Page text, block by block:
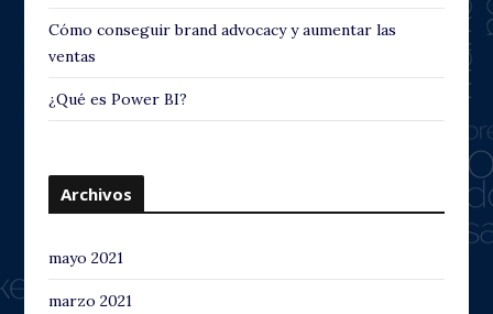
Cómo conseguir brand advocacy y aumentar las
ventas
¿Qué es Power BI?
Archivos
mayo 2021
marzo 2021